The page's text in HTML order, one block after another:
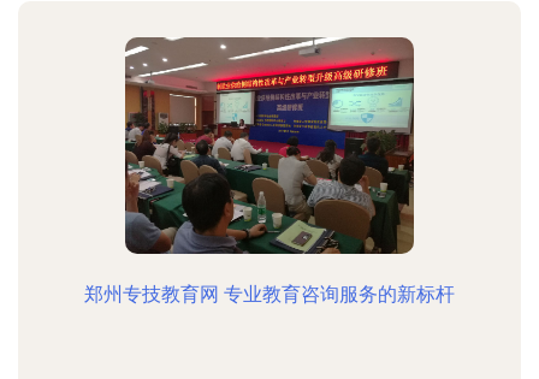
郑州专技教育网 专业教育咨询服务的新标杆